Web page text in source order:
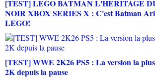
[TEST] LEGO BATMAN L'HERITAGE
NOIR XBOX SERIES X : C'est Batman
LEGO!
[TEST] WWE 2K26 PS5 : La version la
2K depuis la pause